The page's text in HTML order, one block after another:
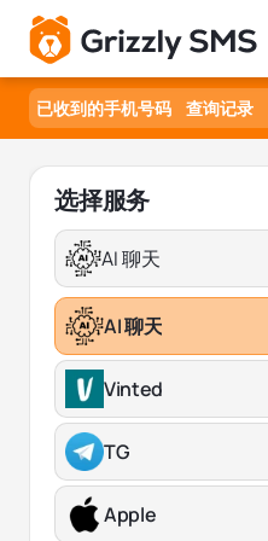
已收到的手机号码 查询记录
选择服务
AI 聊天
AI 聊天
Vinted
TG
Apple